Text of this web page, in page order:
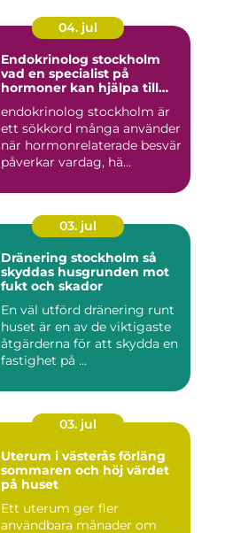
04. jul
Endokrinolog stockholm
vad en specialist på
hormoner kan hjälpa till
endokrinolog stockholm är
ett sökkord många använder
när hormonrelaterade besvär
påverkar vardag, hä...
03. jul
Dränering stockholm så
skyddas husgrunden mot
fukt och skador
En väl utförd dränering runt
huset är en av de viktigaste
åtgärderna för att skydda en
fastighet på ...
03. jul
Uterum i västerås förläng
sommaren och höj värdet
på huset
Ett uterum ger fler
användbara månader om